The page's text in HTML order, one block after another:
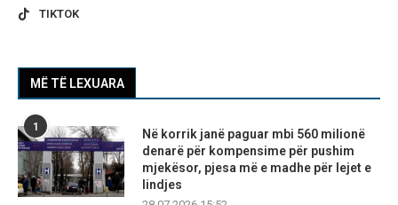
TIKTOK
MË TË LEXUARA
1
Në korrik janë paguar mbi 560 milionë
denarë për kompensime për pushim
mjekësor, pjesa më e madhe për lejet e
lindjes